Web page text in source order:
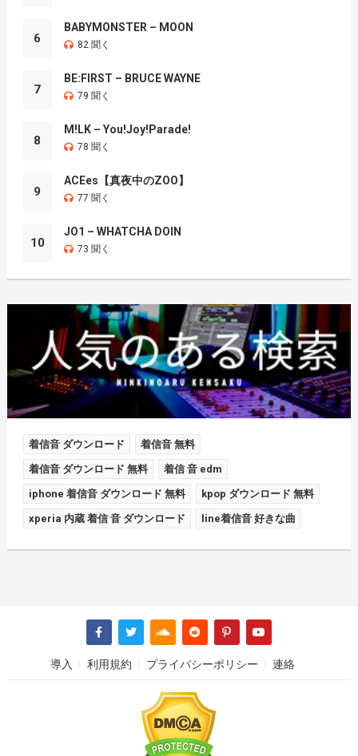
6
BABYMONSTER – MOON
82 聞く
7
BE:FIRST – BRUCE WAYNE
79 聞く
8
M!LK – You!Joy!Parade!
78 聞く
9
ACEes【真夜中のZOO】
77 聞く
10
JO1 – WHATCHA DOIN
73 聞く
着信音 ダウンロード 着信音 無料
着信音 ダウンロード 無料 着信 音 edm
iphone 着信音 ダウンロード 無料 kpop ダウンロード 無料
xperia 内蔵 着信 音 ダウンロード line着信音 好きな曲
導入 利用規約 プライバシーポリシー 連絡